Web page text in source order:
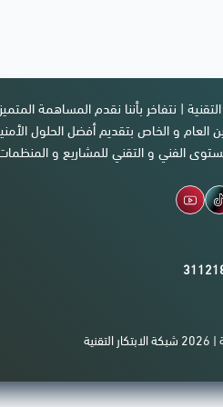
| نتفاخر بأننا نقدم المساهمة
العام و الخاص بتقديم أفضل الحلول
الفني و التقني للمشاريع و
شبكة الابتكار التقنية